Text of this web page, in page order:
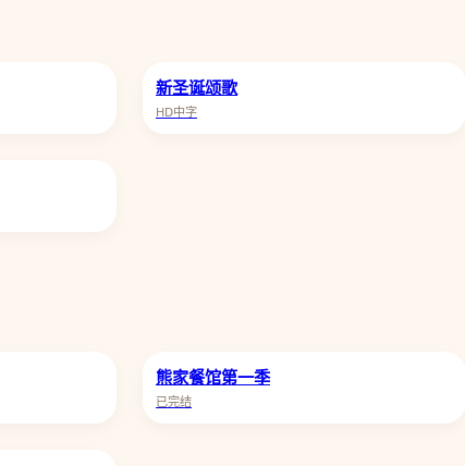
新圣诞颂歌
HD中字
熊家餐馆第一季
已完结